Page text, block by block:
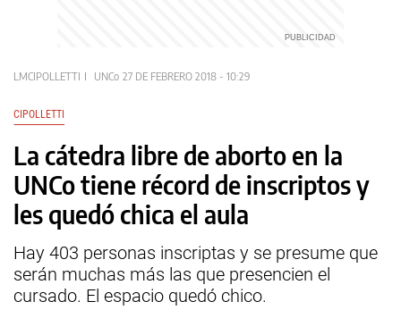
LMCIPOLLETTI UNCo 27 DE FEBRERO 2018 - 10:29
CIPOLLETTI
La cátedra libre de aborto en la
UNCo tiene récord de inscriptos y
les quedó chica el aula
Hay 403 personas inscriptas y se presume que
serán muchas más las que presencien el
cursado. El espacio quedó chico.